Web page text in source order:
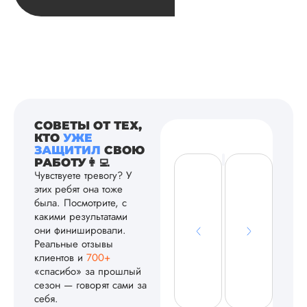
СОВЕТЫ ОТ ТЕХ,
КТО УЖЕ
ЗАЩИТИЛ СВОЮ
РАБОТУ👩‍💻
Чувствуете тревогу? У
этих ребят она тоже
была. Посмотрите, с
какими результатами
они финишировали.
Реальные отзывы
клиентов и 700+
«спасибо» за прошлый
сезон — говорят сами за
себя.